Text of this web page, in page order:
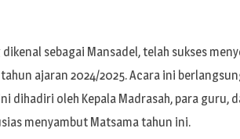
sebagai Mansadel, telah sukses
ajaran 2024/2025. Acara ini
dihadiri oleh Kepala Madrasah, para guru,
menyambut Matsama tahun ini.